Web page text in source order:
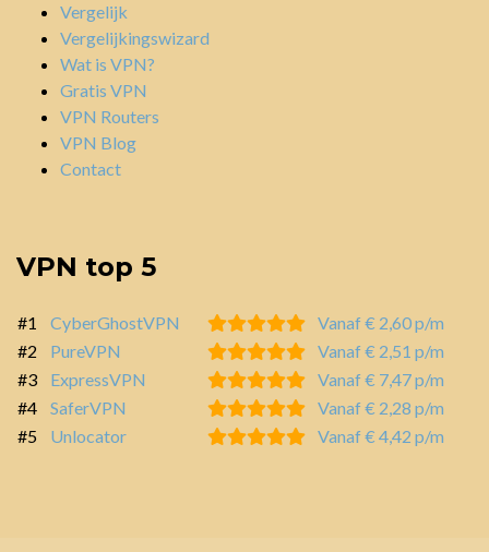
Vergelijk
Vergelijkingswizard
Wat is VPN?
Gratis VPN
VPN Routers
VPN Blog
Contact
VPN top 5
#1 CyberGhostVPN
Vanaf € 2,60 p/m
#2
PureVPN
Vanaf € 2,51 p/m
#3
ExpressVPN
Vanaf € 7,47 p/m
#4
SaferVPN
Vanaf € 2,28 p/m
#5
Unlocator Vanaf € 4,42 p/m